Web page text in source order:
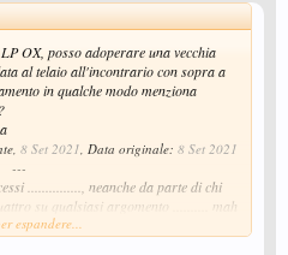
OX, posso adoperare una vecchia
al telaio all'incontrario con sopra a
in qualche modo menziona
8 Set 2021, Data originale: 8 Set 2021
---
..............., neanche da parte di chi
su qualsiasi argomento .......... mah
espandere...